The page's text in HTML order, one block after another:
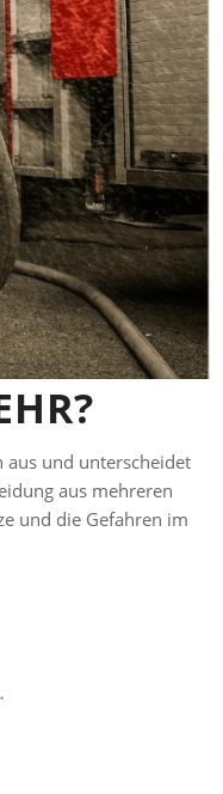
und unterscheidet
aus mehreren
und die Gefahren im